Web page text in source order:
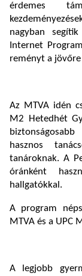
érdemes
nagyban
Internet
reményt a jövőre
Az MTVA idén
M2 Hetedhét
hasznos
tanároknak. A
óránként
hallgatókkal.
A program
MTVA és a UPC
A legjobb